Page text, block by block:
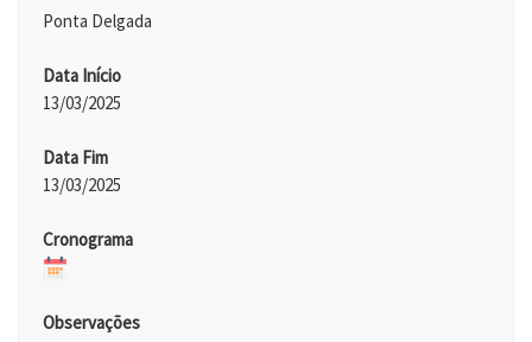
Ponta Delgada
Data Início
13/03/2025
Data Fim
13/03/2025
Cronograma
Observações